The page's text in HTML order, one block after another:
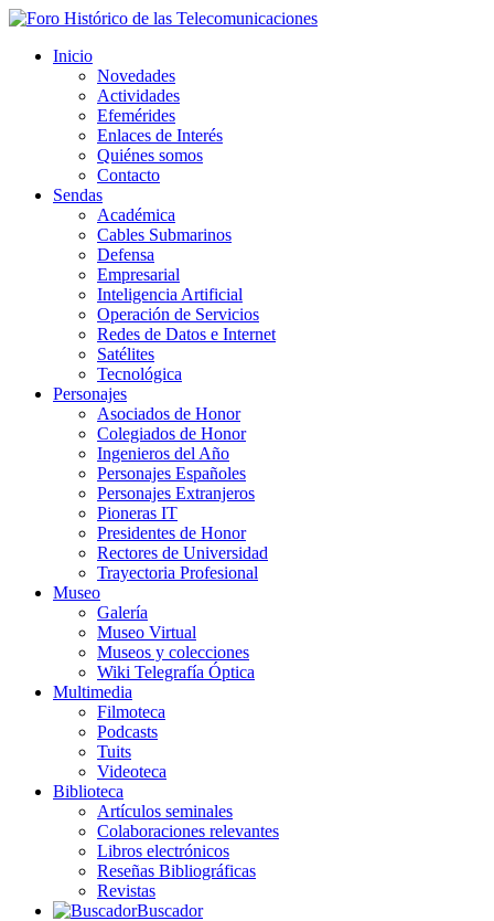
Inicio
Novedades
Actividades
Efemérides
Enlaces de Interés
Quiénes somos
Contacto
Sendas
Académica
Cables Submarinos
Defensa
Empresarial
Inteligencia Artificial
Operación de Servicios
Redes de Datos e Internet
Satélites
Tecnológica
Personajes
Asociados de Honor
Colegiados de Honor
Ingenieros del Año
Personajes Españoles
Personajes Extranjeros
Pioneras IT
Presidentes de Honor
Rectores de Universidad
Trayectoria Profesional
Museo
Galería
Museo Virtual
Museos y colecciones
Wiki Telegrafía Óptica
Multimedia
Filmoteca
Podcasts
Tuits
Videoteca
Biblioteca
Artículos seminales
Colaboraciones relevantes
Libros electrónicos
Reseñas Bibliográficas
Revistas
Buscador